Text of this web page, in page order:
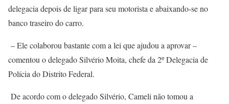
delegacia depois de ligar para seu motorista e abaixando-se no
banco traseiro do carro.
– Ele colaborou bastante com a lei que ajudou a aprovar –
comentou o delegado Silvério Moita, chefe da 2º Delegacia de
Polícia do Distrito Federal.
De acordo com o delegado Silvério, Cameli não tomou a